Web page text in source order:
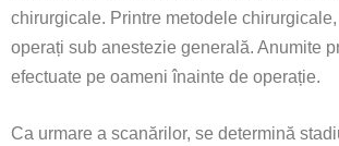
chirurgicale. Printre metodele
operați sub anestezie generală. Anumite
efectuate pe oameni înainte de operație.
Ca urmare a scanărilor, se determină